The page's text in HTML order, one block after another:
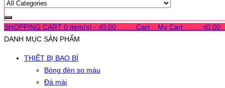
SHOPPING CART 0 item(s) - ₫0.00 Cart My Cart ₫0.00
DANH MỤC SẢN PHẨM
THIẾT BỊ BAO BÌ
Bóng đèn so màu
Đá mài